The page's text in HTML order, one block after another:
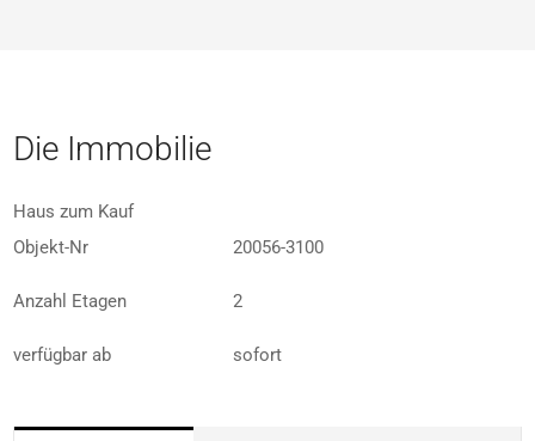
Die Immobilie
Haus zum Kauf
Objekt-Nr
20056-3100
Anzahl Etagen 2
verfügbar ab sofort